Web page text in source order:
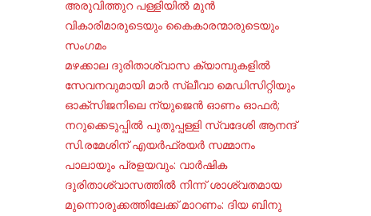
അരുവിത്തുറ പള്ളിയിൽ മുൻ
വികാരിമാരുടെയും കൈകാരന്മാരുടെയും
സംഗമം
മഴക്കാല ദുരിതാശ്വാസ ക്യാമ്പുകളിൽ
സേവനവുമായി മാർ സ്ലീവാ മെഡിസിറ്റിയും
ഓക്‌സിജനിലെ ന്യുജെന്‍ ഓണം ഓഫര്‍;
നറുക്കെടുപ്പില്‍ പുതുപ്പള്ളി സ്വദേശി ആനന്ദ്
സി.രമേശിന് എയര്‍ഫ്രയര്‍ സമ്മാനം
പാലായും പ്രളയവും: വാർഷിക
ദുരിതാശ്വാസത്തിൽ നിന്ന് ശാശ്വതമായ
മുന്നൊരുക്കത്തിലേക്ക് മാറണം: ദിയ ബിനു